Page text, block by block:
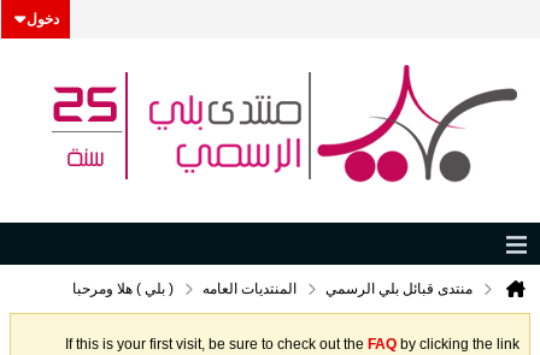
دخول
منتدى قبائل بلي الرسمي المنتديات العامه ( بلي ) هلا ومرحبا
If this is your first visit, be sure to check out the FAQ by clicking the link